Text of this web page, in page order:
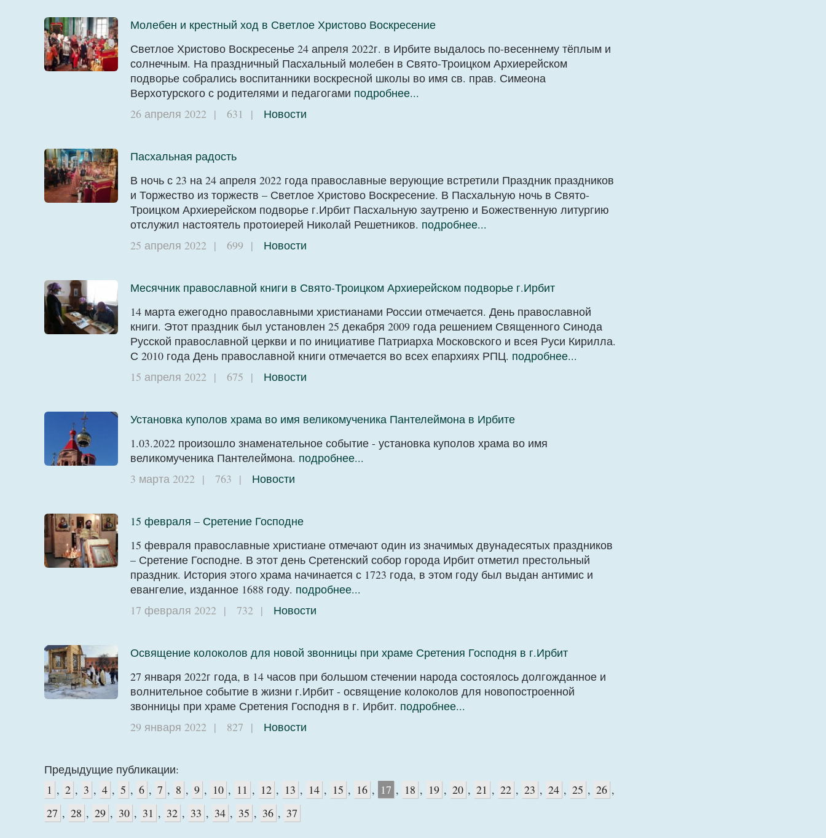
Молебен и крестный ход в Светлое Христово Воскресение
Светлое Христово Воскресенье 24 апреля 2022г. в Ирбите выдалось по-весеннему тёплым и
солнечным. На праздничный Пасхальный молебен в Свято-Троицком Архиерейском
подворье собрались воспитанники воскресной школы во имя св. прав. Симеона
Верхотурского с родителями и педагогами подробнее...
26 апреля 2022 | 631 | Новости
Пасхальная радость
В ночь с 23 на 24 апреля 2022 года православные верующие встретили Праздник праздников
и Торжество из торжеств – Светлое Христово Воскресение. В Пасхальную ночь в Свято-
Троицком Архиерейском подворье г.Ирбит Пасхальную заутреню и Божественную литургию
отслужил настоятель протоиерей Николай Решетников. подробнее...
25 апреля 2022 | 699 | Новости
Месячник православной книги в Свято-Троицком Архиерейском подворье г.Ирбит
14 марта ежегодно православными христианами России отмечается. День православной
книги. Этот праздник был установлен 25 декабря 2009 года решением Священного Синода
Русской православной церкви и по инициативе Патриарха Московского и всея Руси Кирилла.
С 2010 года День православной книги отмечается во всех епархиях РПЦ. подробнее...
15 апреля 2022 | 675 | Новости
Установка куполов храма во имя великомученика Пантелеймона в Ирбите
1.03.2022 произошло знаменательное событие - установка куполов храма во имя
великомученика Пантелеймона. подробнее...
3 марта 2022 | 763 | Новости
15 февраля – Сретение Господне
15 февраля православные христиане отмечают один из значимых двунадесятых праздников
– Сретение Господне. В этот день Сретенский собор города Ирбит отметил престольный
праздник. История этого храма начинается с 1723 года, в этом году был выдан антимис и
евангелие, изданное 1688 году. подробнее...
17 февраля 2022 | 732 | Новости
Освящение колоколов для новой звонницы при храме Сретения Господня в г.Ирбит
27 января 2022г года, в 14 часов при большом стечении народа состоялось долгожданное и
волнительное событие в жизни г.Ирбит - освящение колоколов для новопостроенной
звонницы при храме Сретения Господня в г. Ирбит. подробнее...
29 января 2022 | 827 | Новости
Предыдущие публикации:
1 , 2 , 3 , 4 , 5 , 6 , 7 , 8 , 9 , 10 , 11 , 12 , 13 , 14 , 15 , 16 , 17 , 18 , 19 , 20 , 21 , 22 , 23 , 24 , 25 , 26 ,
27 , 28 , 29 , 30 , 31 , 32 , 33 , 34 , 35 , 36 , 37